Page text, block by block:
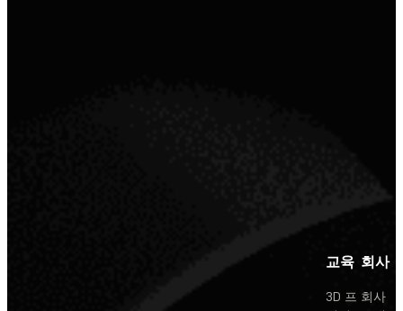
교육
3D 프
회사
회사